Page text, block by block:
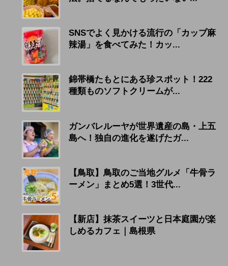
SNSでよく見かける流行の「カップ麻
辣湯」を食べてみた！カッ...
錦帯橋たもとにある珍スポット！222
種類ものソフトクリームが...
ガンバレルーヤが世界遺産の島・上五
島へ！独自の進化を遂げたガ...
【鳥取】鳥取のご当地グルメ「牛骨ラ
ーメン」まとめ5選！3世代...
【新店】抹茶スイーツと日本庭園が楽
しめるカフェ｜島根県